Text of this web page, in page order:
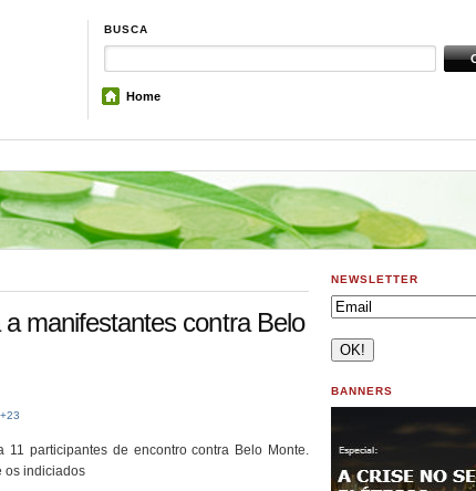
BUSCA
Home
manifestantes contra Belo
participantes de encontro contra Belo Monte.
os indiciados
NEWSLETTER
BANNERS